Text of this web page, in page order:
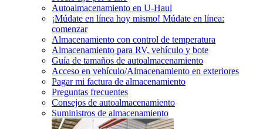
Autoalmacenamiento en U-Haul
¡Múdate en línea hoy mismo! Múdate en línea:
comenzar
Almacenamiento con control de temperatura
Almacenamiento para RV, vehículo y bote
Guía de tamaños de autoalmacenamiento
Acceso en vehículo/Almacenamiento en exteriores
Pagar mi factura de almacenamiento
Preguntas frecuentes
Consejos de autoalmacenamiento
Suministros de almacenamiento